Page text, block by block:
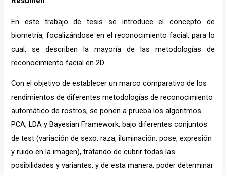
En este trabajo de tesis se introduce el concepto de
biometría, focalizándose en el reconocimiento facial, para lo
cual, se describen la mayoría de las metodologías de
reconocimiento facial en 2D.
Con el objetivo de establecer un marco comparativo de los
rendimientos de diferentes metodologías de reconocimiento
automático de rostros, se ponen a prueba los algoritmos
PCA, LDA y Bayesian Framework, bajo diferentes conjuntos
de test (variación de sexo, raza, iluminación, pose, expresión
y ruido en la imagen), tratando de cubrir todas las
posibilidades y variantes, y de esta manera, poder determinar